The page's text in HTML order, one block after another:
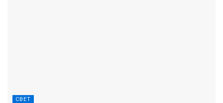
СВЕТ